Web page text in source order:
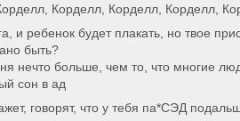
Корделл, Корделл, Корделл,
и ребенок будет плакать, но твое
быть?
нечто больше, чем то, что многие
сон в ад
говорят, что у тебя па*СЭД